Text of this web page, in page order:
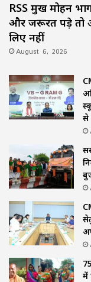
RSS प्रमुख मोहन
और जरूरत पड़े तो
लिए नहीं
August 6, 2026
से
में